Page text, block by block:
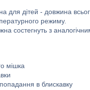
для дітей - довжина
режиму.
состегнуть з
мішка
в блискавку